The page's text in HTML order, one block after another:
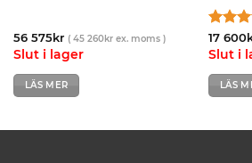
56 575kr ( 45 260krex. moms )
Slut i lager
LÄS MER
av 5
17 600
Slut i
LÄS